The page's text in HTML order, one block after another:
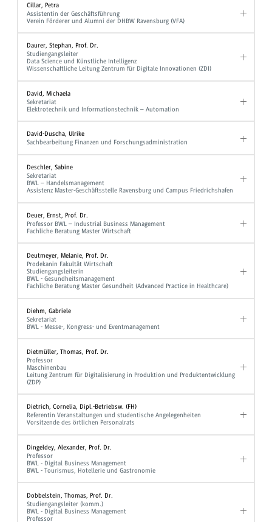
Cillar, Petra
Assistentin der Geschäftsführung
Verein Förderer und Alumni der DHBW Ravensburg (VFA)
Daurer, Stephan, Prof. Dr.
Studiengangsleiter
Data Science und Künstliche Intelligenz
Wissenschaftliche Leitung Zentrum für Digitale Innovationen (ZDI)
David, Michaela
Sekretariat
Elektrotechnik und Informationstechnik – Automation
David-Duscha, Ulrike
Sachbearbeitung Finanzen und Forschungsadministration
Deschler, Sabine
Sekretariat
BWL – Handelsmanagement
Assistenz Master-Geschäftsstelle Ravensburg und Campus Friedrichshafen
Deuer, Ernst, Prof. Dr.
Professor BWL – Industrial Business Management
Fachliche Beratung Master Wirtschaft
Deutmeyer, Melanie, Prof. Dr.
Prodekanin Fakultät Wirtschaft
Studiengangsleiterin
BWL - Gesundheitsmanagement
Fachliche Beratung Master Gesundheit (Advanced Practice in Healthcare)
Diehm, Gabriele
Sekretariat
BWL - Messe-, Kongress- und Eventmanagement
Dietmüller, Thomas, Prof. Dr.
Professor
Maschinenbau
Leitung Zentrum für Digitalisierung in Produktion und Produktentwicklung
(ZDP)
Dietrich, Cornelia, Dipl.-Betriebsw. (FH)
Referentin Veranstaltungen und studentische Angelegenheiten
Vorsitzende des örtlichen Personalrats
Dingeldey, Alexander, Prof. Dr.
Professor
BWL - Digital Business Management
BWL - Tourismus, Hotellerie und Gastronomie
Dobbelstein, Thomas, Prof. Dr.
Studiengangsleiter (komm.)
BWL - Digital Business Management
Professor